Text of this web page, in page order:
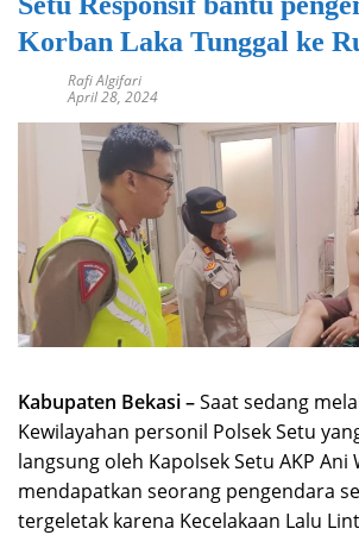
Korban Laka Tunggal ke
Rafi Algifari
April 28, 2024
Kabupaten Bekasi –Saat sedang
Kewilayahan personil Polsek Setu
langsung oleh Kapolsek Setu AKP Ani
mendapatkan seorang pengendara
tergeletak karena Kecelakaan Lalu